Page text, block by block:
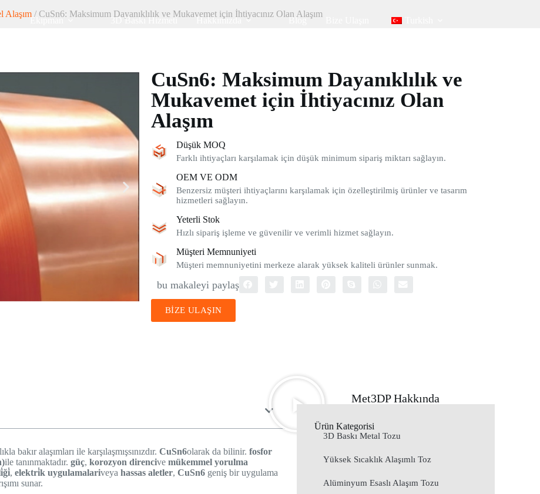
Ekipman 3D Baskı Hizmeti Hakkımızda Blog
Alaşım/ CuSn6: Maksimum Dayanıklılık ve Mukavemet için İhtiyacınız Olan Alaşım
CuSn6: Maksimum Dayanıklılık ve
Mukavemet için İhtiyacınız Olan
Alaşım
Düşük MOQ
Farklı ihtiyaçları karşılamak için düşük minimum sipariş miktarı sağlayın.
OEM VE ODM
Benzersiz müşteri ihtiyaçlarını karşılamak için özelleştirilmiş ürünler ve tasarım
hizmetleri sağlayın.
Yeterli Stok
Hızlı sipariş işleme ve güvenilir ve verimli hizmet sağlayın.
Müşteri Memnuniyeti
Müşteri memnuniyetini merkeze alarak yüksek kaliteli ürünler sunmak.
bu makaleyi paylaş
BİZE ULAŞIN
bakır alaşımları ile karşılaşmışsınızdır.CuSn6olarak da bilinir.fosfor
ile tanınmaktadır.güç,korozyon direncivemükemmel yorulma
,elektri̇k uygulamalariveyahassas aletler,CuSn6 geniş bir uygulama
sunar.
Met3DP Hakkında
Ürün Kategorisi
3D Baskı Metal Tozu
Yüksek Sıcaklık Alaşımlı Toz
Alüminyum Esaslı Alaşım Tozu